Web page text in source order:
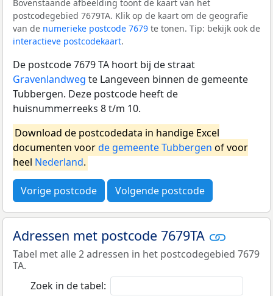
Bovenstaande afbeelding toont de kaart van het
postcodegebied 7679TA. Klik op de kaart om de geografie
van de numerieke postcode 7679 te tonen. Tip: bekijk ook de
interactieve postcodekaart.
De postcode 7679 TA hoort bij de straat
Gravenlandweg te Langeveen binnen de gemeente
Tubbergen. Deze postcode heeft de
huisnummerreeks 8 t/m 10.
Download de postcodedata in handige Excel
documenten voorde gemeente Tubbergen of voor
heel Nederland.
Vorige postcode Volgende postcode
Adressen met postcode 7679TA
Tabel met alle 2 adressen in het postcodegebied 7679
TA.
Zoek in de tabel: